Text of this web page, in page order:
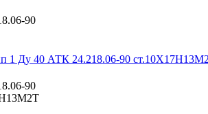
90
1 Ду 40 АТК 24.218.06-90
90